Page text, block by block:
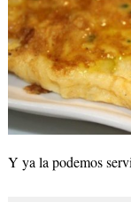
Y ya la podemos